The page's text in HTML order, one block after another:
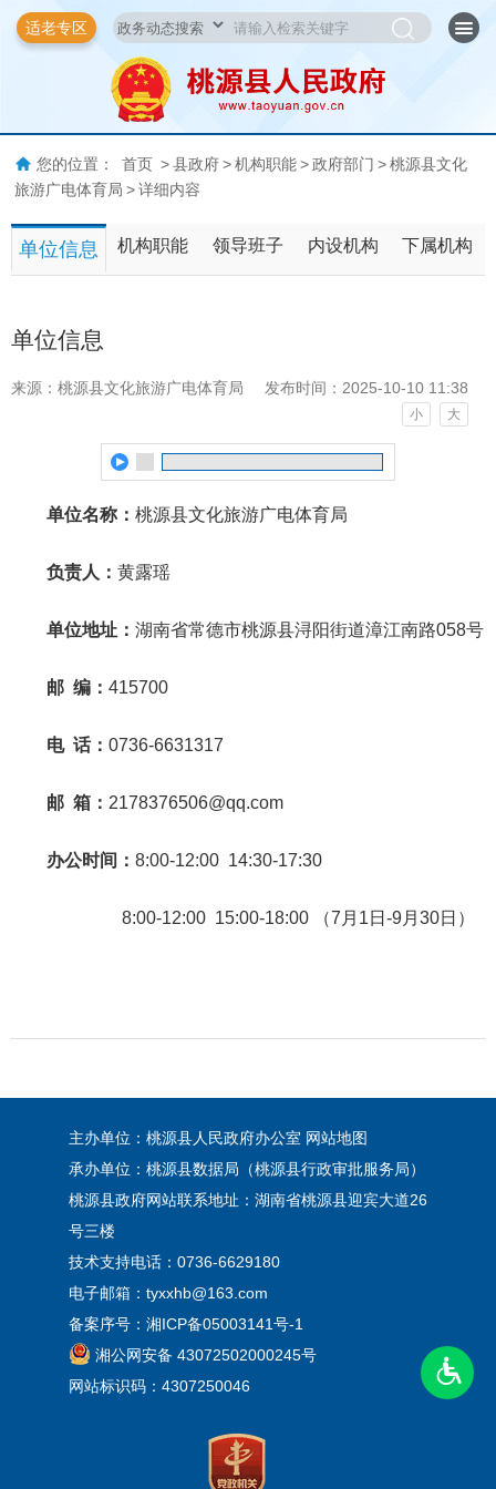
适老专区
您的位置： 首页 > 县政府 > 机构职能 > 政府部门 > 桃源县文化
旅游广电体育局 > 详细内容
单位信息 机构职能 领导班子 内设机构 下属机构
单位信息
来源：桃源县文化旅游广电体育局 发布时间：2025-10-10 11:38
小 大
单位名称： 桃源县文化旅游广电体育局
负责人： 黄露瑶
单位地址： 湖南省常德市桃源县浔阳街道漳江南路058号
邮 编： 415700
电 话： 0736-6631317
邮 箱： 2178376506@qq.com
办公时间： 8:00-12:00 14:30-17:30
8:00-12:00 15:00-18:00 （7月1日-9月30日）
主办单位：桃源县人民政府办公室 网站地图
承办单位：桃源县数据局（桃源县行政审批服务局）
桃源县政府网站联系地址：湖南省桃源县迎宾大道26
号三楼
技术支持电话：0736-6629180
电子邮箱：tyxxhb@163.com
备案序号： 湘ICP备05003141号-1
湘公网安备 43072502000245号
网站标识码：4307250046